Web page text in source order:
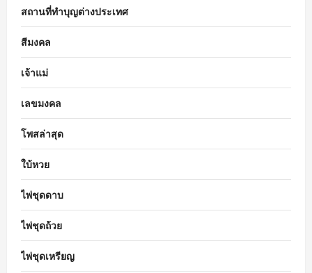
สถานที่ทำบุญต่างประเทศ
สีมงคล
เจ้าแม่
เลขมงคล
โพสล่าสุด
ใบ้หวย
ไพ่ชุดดาบ
ไพ่ชุดถ้วย
ไพ่ชุดเหรียญ